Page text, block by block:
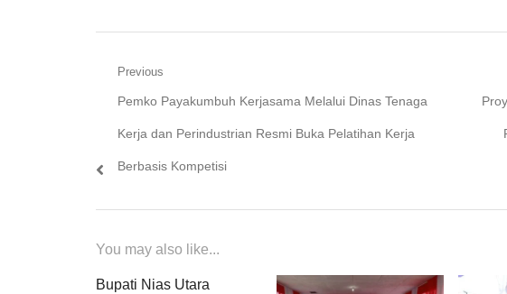
Navigasi
pos
Previous
Previous
post:
Pemko Payakumbuh Kerjasama Melalui Dinas Tenaga
Kerja dan Perindustrian Resmi Buka Pelatihan Kerja
Berbasis Kompetisi
You may also like...
Bupati Nias Utara